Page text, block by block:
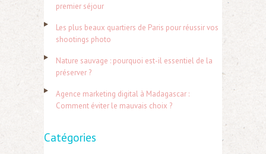
h
r
:
premier séjour
Les plus beaux quartiers de Paris pour réussir vos
shootings photo
Nature sauvage : pourquoi est-il essentiel de la
préserver ?
Agence marketing digital à Madagascar :
Comment éviter le mauvais choix ?
Catégories